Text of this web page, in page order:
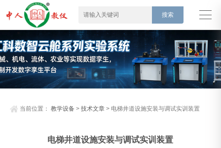
当前位置：教学设备 >技术文章 > 电梯井道设施安装与调试实训装置
电梯井道设施安装与调试实训装置